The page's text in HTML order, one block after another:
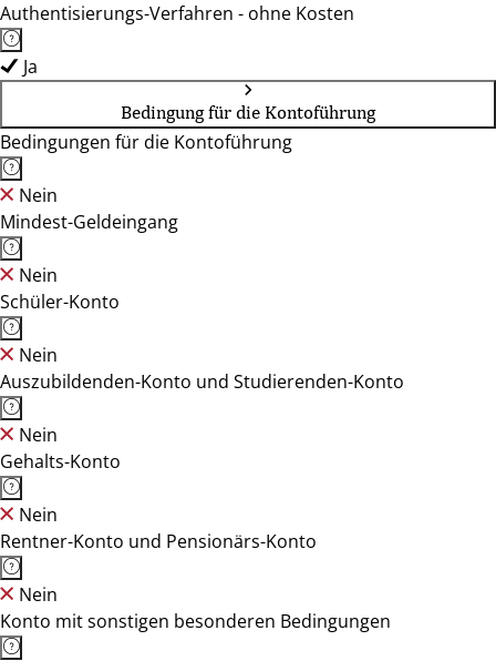
Authentisierungs-Verfahren - ohne Kosten
Ja
Bedingung für die Kontoführung
Bedingungen für die Kontoführung
Nein
Mindest-Geldeingang
Nein
Schüler-Konto
Nein
Auszubildenden-Konto und Studierenden-Konto
Nein
Gehalts-Konto
Nein
Rentner-Konto und Pensionärs-Konto
Nein
Konto mit sonstigen besonderen Bedingungen